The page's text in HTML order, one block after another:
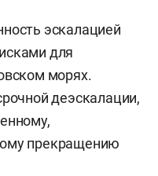
эскалацией
для
морях.
деэскалации,
прекращению